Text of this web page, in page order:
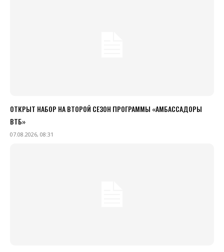
ОТКРЫТ НАБОР НА ВТОРОЙ СЕЗОН ПРОГРАММЫ «АМБАССАДОРЫ
ВТБ»
07.08.2026, 08:31